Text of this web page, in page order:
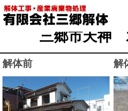
2019年4月
三郷市天神
解体前 解